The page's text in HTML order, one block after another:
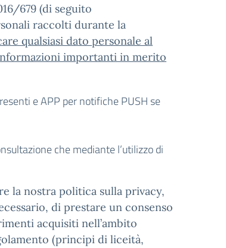
679 (di seguito
raccolti durante la
qualsiasi dato personale al
importanti in merito
e APP per notifiche PUSH se
che mediante l’utilizzo di
la nostra politica sulla privacy,
di prestare un consenso
acquisiti nell’ambito
(principi di liceità,